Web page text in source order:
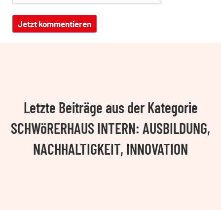
Letzte Beiträge aus der Kategorie
SCHWöRERHAUS INTERN: AUSBILDUNG,
NACHHALTIGKEIT, INNOVATION